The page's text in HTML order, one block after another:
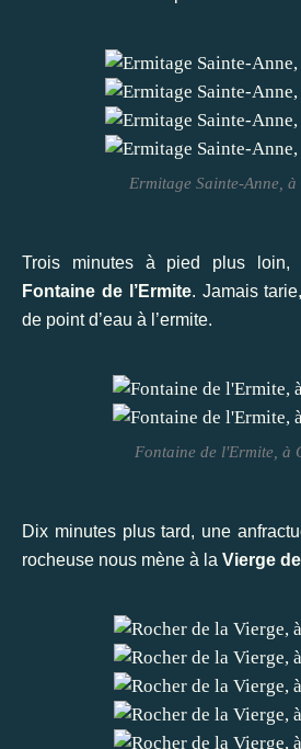
Ermitage Sainte-Anne,
Trois minutes à pied plus loin,
Fontaine de l’Ermite. Jamais
de point d’eau à l’ermite.
Fontaine de l'Ermite, à
Dix minutes plus tard, une
rocheuse nous mène à la Vierge